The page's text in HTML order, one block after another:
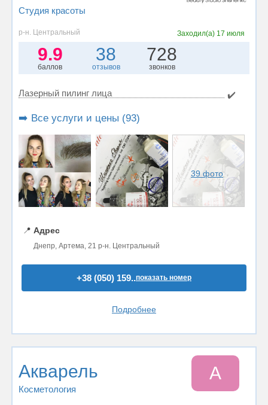
Студия красоты
р-н. Центральный Заходил(а) 17 июля
9.9
баллов
38
отзывов
728
звонков
Лазерный пилинг лица ✔️
➡️ Все услуги и цены (93)
39 фото
📍 Адрес
Днепр, Артема, 21 р-н. Центральный
+38 (050) 159..показать номер
Подробнее
Акварель
Косметология
А